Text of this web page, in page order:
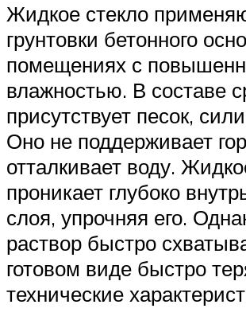
Жидкое стекло
грунтовки бетонного
помещениях с
влажностью. В составе
присутствует песок,
Оно не поддерживает
отталкивает воду.
проникает глубоко
слоя, упрочняя его.
раствор быстро
готовом виде быстро
технические